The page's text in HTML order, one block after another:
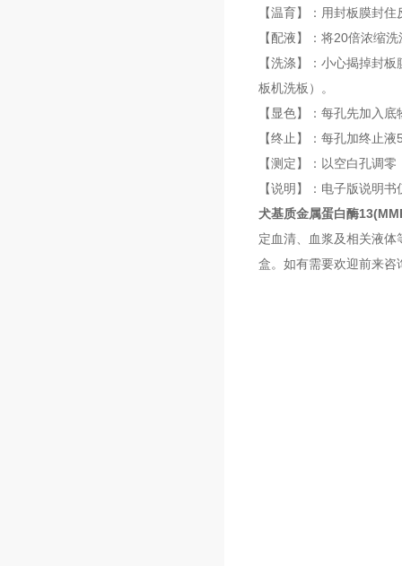
【温育】：用封板膜封
【配液】：将20倍浓缩
【洗涤】：小心揭掉封
板机洗板）。
【显色】：每孔先加入
【终止】：每孔加终止
【测定】：以空白孔调
【说明】：电子版说明
犬基质金属蛋白酶
定血清、血浆及相关液
盒。如有需要欢迎前来咨